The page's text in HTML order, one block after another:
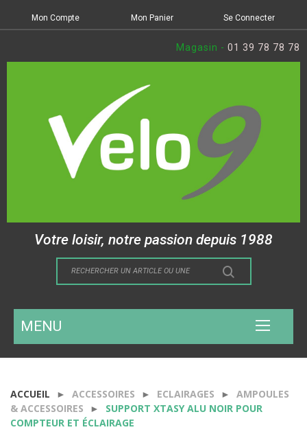
Mon Compte Mon Panier Se Connecter
Magasin - 01 39 78 78 78
Votre loisir, notre passion depuis 1988
MENU
ACCUEIL ACCESSOIRES ECLAIRAGES
AMPOULES
& ACCESSOIRES
SUPPORT XTASY ALU NOIR POUR
COMPTEUR ET ÉCLAIRAGE